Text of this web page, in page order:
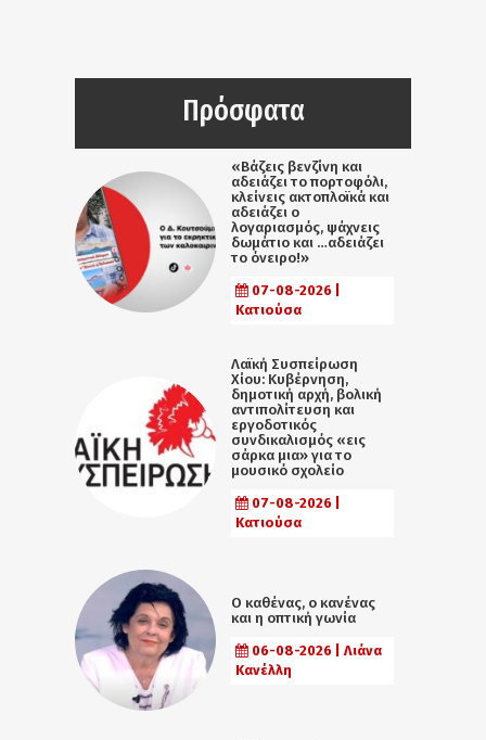
Πρόσφατα
«Βάζεις βενζίνη και
αδειάζει το πορτοφόλι,
κλείνεις ακτοπλοϊκά και
αδειάζει ο
λογαριασμός, ψάχνεις
δωμάτιο και …αδειάζει
το όνειρο!»
07-08-2026 |
Κατιούσα
Λαϊκή Συσπείρωση
Χίου: Κυβέρνηση,
δημοτική αρχή, βολική
αντιπολίτευση και
εργοδοτικός
συνδικαλισμός «εις
σάρκα μια» για το
μουσικό σχολείο
07-08-2026 |
Κατιούσα
Ο καθένας, ο κανένας
και η οπτική γωνία
06-08-2026 | Λιάνα
Κανέλλη